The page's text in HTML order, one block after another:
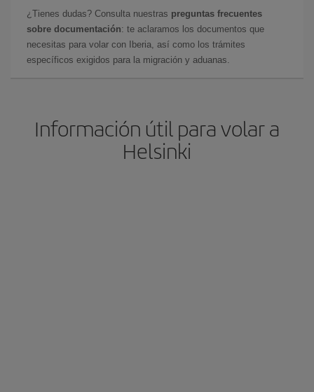
¿Tienes dudas? Consulta nuestras preguntas frecuentes
sobre documentación: te aclaramos los documentos que
necesitas para volar con Iberia, así como los trámites
específicos exigidos para la migración y aduanas.
Información útil para volar a
Helsinki